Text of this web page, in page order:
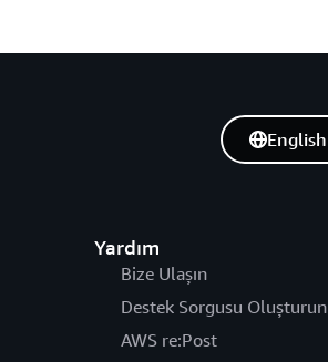
Yardım
Bize Ulaşın
Destek Sorgusu Oluşturun
AWS re:Post
English